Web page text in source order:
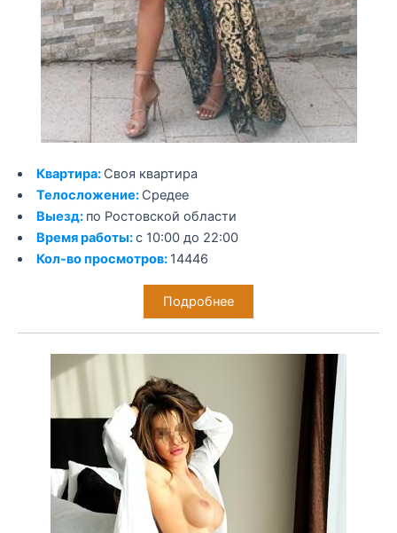
Квартира: Своя квартира
Телосложение: Средее
Выезд: по Ростовской области
Время работы:с 10:00 до 22:00
Кол-во просмотров: 14446
Подробнее